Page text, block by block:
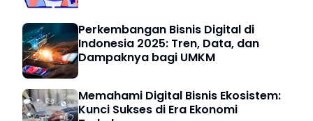
Perkembangan Bisnis Digital di
Indonesia 2025: Tren, Data, dan
Dampaknya bagi UMKM
Memahami Digital Bisnis Ekosistem:
Kunci Sukses di Era Ekonomi